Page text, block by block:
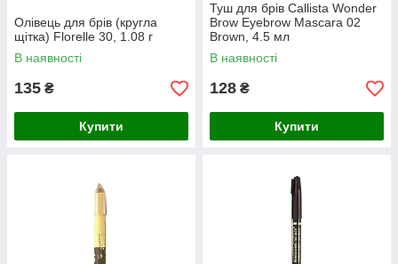
Олівець для брів (кругла
щітка) Florelle 30, 1.08 г
В наявності
135 ₴
Купити
Туш для брів Callista Wonder
Brow Eyebrow Mascara 02
Brown, 4.5 мл
В наявності
128 ₴
Купити